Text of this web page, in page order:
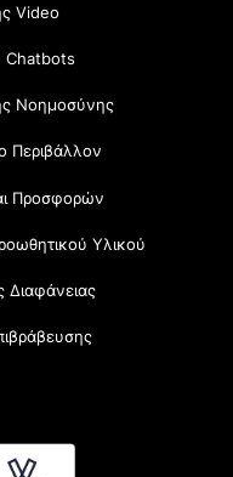
Video
Chatbots
Νοημοσύνης
Περιβάλλον
Προσφορών
Υλικού
Διαφάνειας